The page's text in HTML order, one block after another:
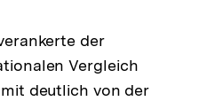
der
Vergleich
deutlich von der